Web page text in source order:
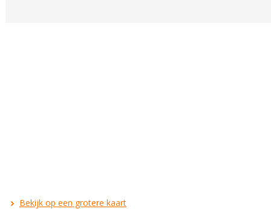
Bekijk op een grotere kaart